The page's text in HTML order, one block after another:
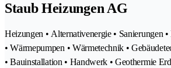
Staub Heizungen AG
Heizungen • Alternativenergie • Sanierungen
• Wärmepumpen • Wärmetechnik •
• Bauinstallation • Handwerk • Geothermie